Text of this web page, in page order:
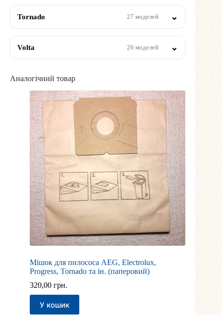
Tornado 27 моделей
Volta 26 моделей
Аналогічний товар
Мішок для пилососа AEG, Electrolux,
Progress, Tornado та ін. (паперовий)
320,00 грн.
У кошик